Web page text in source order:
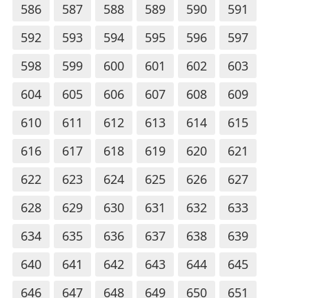
586
587 588 589 590
591
592
593 594 595 596
597
598
599 600 601 602
603
604
605 606 607 608
609
610
611 612 613 614
615
616
617 618 619 620
621
622
623 624 625 626
627
628
629 630 631 632
633
634
635 636 637 638
639
640
641 642 643 644
645
646
647 648 649 650
651